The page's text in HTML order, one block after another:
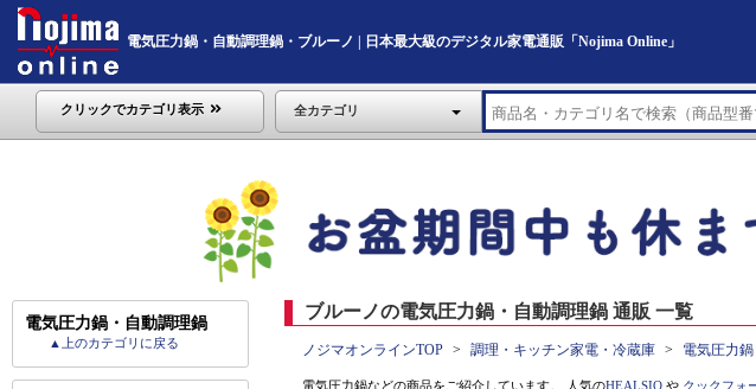
電気圧力鍋・自動調理鍋・ブルーノ | 日本最大級のデジタル家電通販「Nojima Online」
クリックでカテゴリ表示 全カテゴリ
電気圧力鍋・自動調理鍋
▲上のカテゴリに戻る
ブルーノの電気圧力鍋・自動調理鍋 通販 一覧
ノジマオンラインTOP 調理・キッチン家電・冷蔵庫 電気圧力
電気圧力鍋などの商品をご紹介しています。 人気のHEALSIO や クックフォ